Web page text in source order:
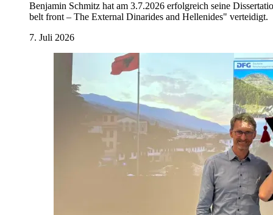
Benjamin Schmitz hat am 3.7.2026 erfolgreich seine
belt front – The External Dinarides and Hellenides" verteidigt.
7. Juli 2026